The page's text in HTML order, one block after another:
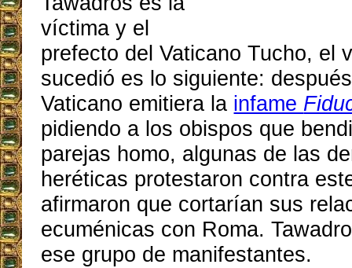
víctima y el
prefecto del Vaticano Tucho, el
sucedió es lo siguiente:
Vaticano emitiera la infame
pidiendo a los obispos que
parejas homo, algunas de las
heréticas protestaron contra
afirmaron que cortarían sus
ecuménicas con Roma.
ese grupo de manifestantes.